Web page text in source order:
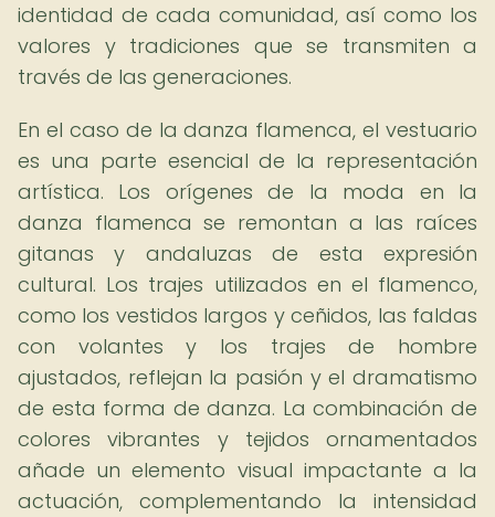
identidad de cada comunidad, así como los
valores y tradiciones que se transmiten a
través de las generaciones.
En el caso de la danza flamenca, el vestuario
es una parte esencial de la representación
artística. Los orígenes de la moda en la
danza flamenca se remontan a las raíces
gitanas y andaluzas de esta expresión
cultural. Los trajes utilizados en el flamenco,
como los vestidos largos y ceñidos, las faldas
con volantes y los trajes de hombre
ajustados, reflejan la pasión y el dramatismo
de esta forma de danza. La combinación de
colores vibrantes y tejidos ornamentados
añade un elemento visual impactante a la
actuación, complementando la intensidad